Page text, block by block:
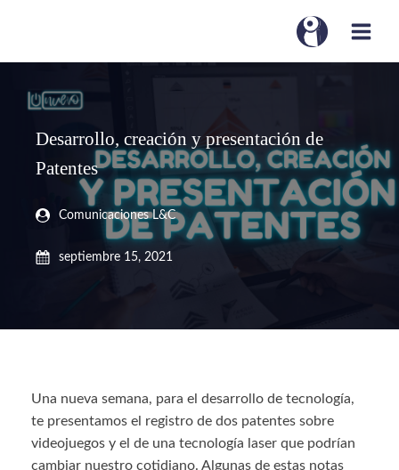
Desarrollo, creación y presentación de
Patentes
Comunicaciones L&C
septiembre 15, 2021
Una nueva semana, para el desarrollo de tecnología,
te presentamos el registro de dos patentes sobre
videojuegos y el de una tecnología laser que podrían
cambiar nuestro cotidiano. Algunas de estas notas